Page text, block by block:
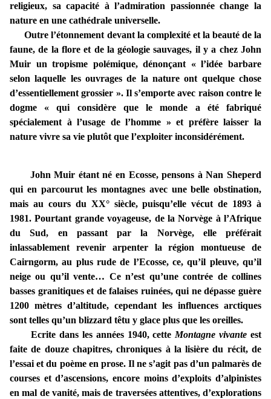
religieux, sa capacité à l’admiration passionnée change la
nature en une cathédrale universelle.
Outre l’étonnement devant la complexité et la beauté de la
faune, de la flore et de la géologie sauvages, il y a chez John
Muir un tropisme polémique, dénonçant « l’idée barbare
selon laquelle les ouvrages de la nature ont quelque chose
d’essentiellement grossier ». Il s’emporte avec raison contre le
dogme « qui considère que le monde a été fabriqué
spécialement à l’usage de l’homme » et préfère laisser la
nature vivre sa vie plutôt que l’exploiter inconsidérément.
John Muir étant né en Ecosse, pensons à Nan Sheperd
qui en parcourut les montagnes avec une belle obstination,
mais au cours du XX° siècle, puisqu’elle vécut de 1893 à
1981. Pourtant grande voyageuse, de la Norvège à l’Afrique
du Sud, en passant par la Norvège, elle préférait
inlassablement revenir arpenter la région montueuse de
Cairngorm, au plus rude de l’Ecosse, ce, qu’il pleuve, qu’il
neige ou qu’il vente… Ce n’est qu’une contrée de collines
basses granitiques et de falaises ruinées, qui ne dépasse guère
1200 mètres d’altitude, cependant les influences arctiques
sont telles qu’un blizzard têtu y glace plus que les oreilles.
Ecrite dans les années 1940, cette Montagne vivante est
faite de douze chapitres, chroniques à la lisière du récit, de
l’essai et du poème en prose. Il ne s’agit pas d’un palmarès de
courses et d’ascensions, encore moins d’exploits d’alpinistes
en mal de vanité, mais de traversées attentives, d’explorations